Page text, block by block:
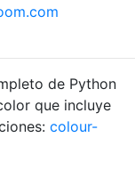
de Python
que incluye
colour-